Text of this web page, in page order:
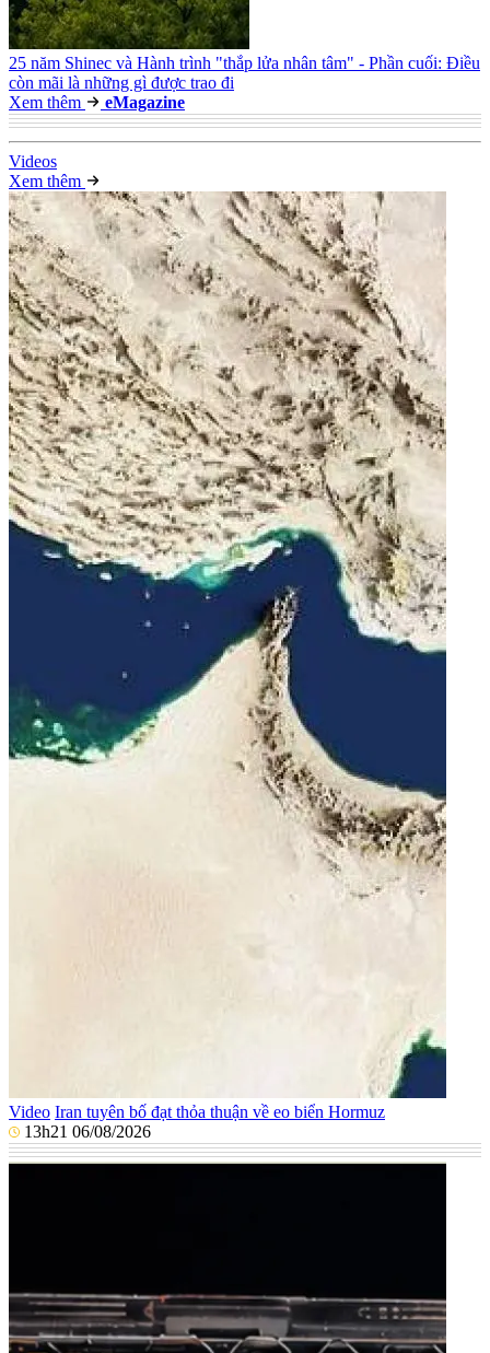
25 năm Shinec và Hành trình "thắp lửa nhân tâm" - Phần cuối: Điều
còn mãi là những gì được trao đi
Xem thêm
eMagazine
Videos
Xem thêm
Video Iran tuyên bố đạt thỏa thuận về eo biển Hormuz
13h21 06/08/2026